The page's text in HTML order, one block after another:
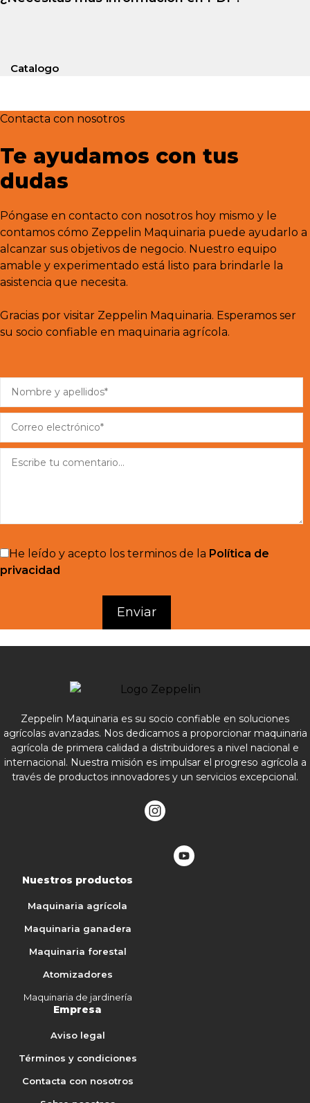
Catalogo
Contacta con nosotros
Te ayudamos con tus
dudas
Póngase en contacto con nosotros hoy mismo y le
contamos cómo Zeppelin Maquinaria puede ayudarlo a
alcanzar sus objetivos de negocio. Nuestro equipo
amable y experimentado está listo para brindarle la
asistencia que necesita.
Gracias por visitar Zeppelin Maquinaria. Esperamos ser
su socio confiable en maquinaria agrícola.
He leído y acepto los terminos de la Política de
privacidad
Zeppelin Maquinaria es su socio confiable en soluciones
agrícolas avanzadas. Nos dedicamos a proporcionar maquinaria
agrícola de primera calidad a distribuidores a nivel nacional e
internacional. Nuestra misión es impulsar el progreso agrícola a
través de productos innovadores y un servicios excepcional.
Nuestros productos
Maquinaria agrícola
Maquinaria ganadera
Maquinaria forestal
Atomizadores
Maquinaria de jardinería
Empresa
Aviso legal
Términos y condiciones
Contacta con nosotros